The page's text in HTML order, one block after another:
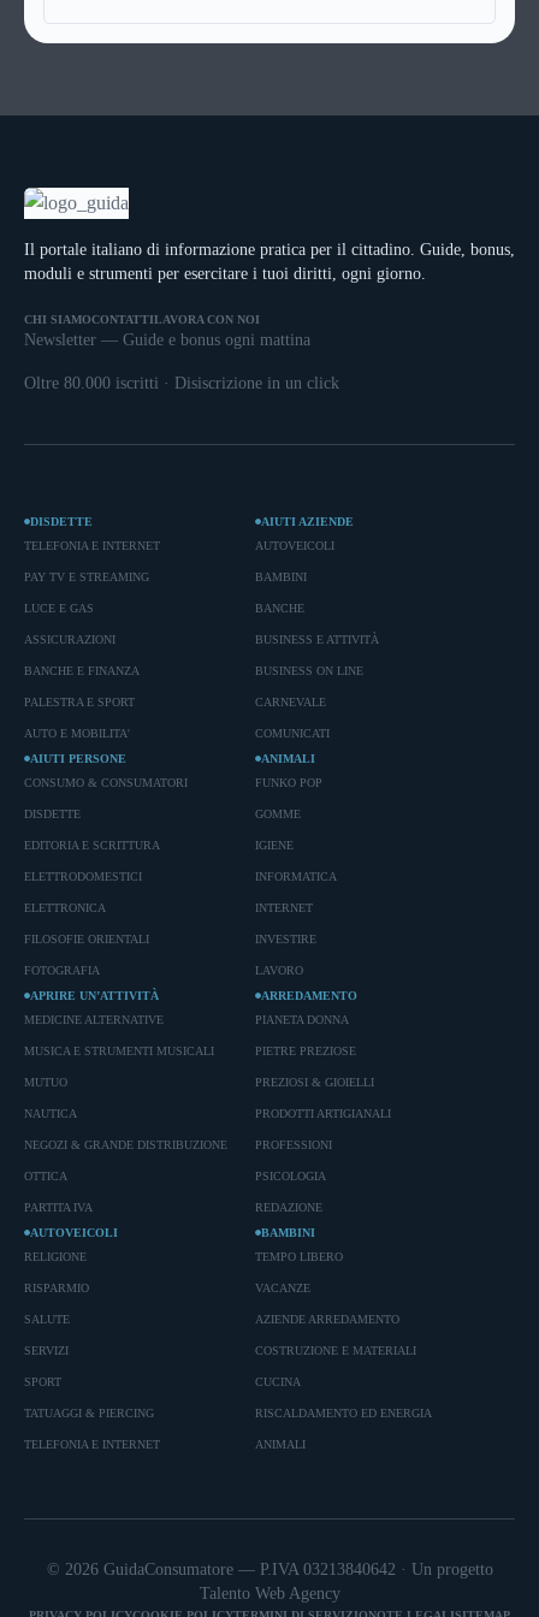
last minute non fa per te.
poco attraenti: questo è assolutamente un mito da
sfatare perché si tratta invece di veicoli che coniugano
saranno elencate tutte le caratteristiche necessarie
Il portale italiano di informazione pratica per il cittadino. Guide, bonus,
moduli e strumenti per esercitare i tuoi diritti, ogni giorno.
CHI SIAMOCONTATTILAVORA CON NOI
Newsletter — Guide e bonus ogni mattina
Oltre 80.000 iscritti · Disiscrizione in un click
DISDETTE
TELEFONIA E INTERNET
PAY TV E STREAMING
LUCE E GAS
ASSICURAZIONI
BANCHE E FINANZA
PALESTRA E SPORT
AUTO E MOBILITA'
AIUTI AZIENDE
AUTOVEICOLI
BAMBINI
BANCHE
BUSINESS E ATTIVITÀ
BUSINESS ON LINE
CARNEVALE
COMUNICATI
AIUTI PERSONE
CONSUMO & CONSUMATORI
DISDETTE
EDITORIA E SCRITTURA
ELETTRODOMESTICI
ELETTRONICA
FILOSOFIE ORIENTALI
FOTOGRAFIA
ANIMALI
FUNKO POP
GOMME
IGIENE
INFORMATICA
INTERNET
INVESTIRE
LAVORO
APRIRE UN’ATTIVITÀ
MEDICINE ALTERNATIVE
MUSICA E STRUMENTI MUSICALI
MUTUO
NAUTICA
NEGOZI & GRANDE DISTRIBUZIONE
OTTICA
PARTITA IVA
ARREDAMENTO
PIANETA DONNA
PIETRE PREZIOSE
PREZIOSI & GIOIELLI
PRODOTTI ARTIGIANALI
PROFESSIONI
PSICOLOGIA
REDAZIONE
AUTOVEICOLI
RELIGIONE
RISPARMIO
SALUTE
SERVIZI
SPORT
TATUAGGI & PIERCING
TELEFONIA E INTERNET
BAMBINI
TEMPO LIBERO
VACANZE
AZIENDE ARREDAMENTO
COSTRUZIONE E MATERIALI
CUCINA
RISCALDAMENTO ED ENERGIA
ANIMALI
© 2026 GuidaConsumatore — P.IVA 03213840642 · Un progetto
Talento Web Agency